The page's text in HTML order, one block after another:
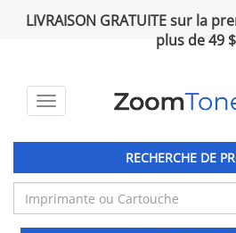
LIVRAISON GRATUITE sur la
plus de 49
Toggle
RECHERCHE DE